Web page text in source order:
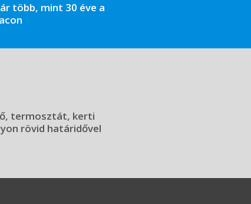
több, mint 30 éve a
termosztát, kerti
rövid határidővel